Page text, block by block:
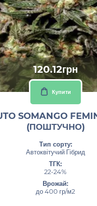
120.12грн
Купити
SOMANGO
(ПОШТУЧНО)
Тип сорту:
Автоквітучий Гібрид
ТГК:
22-24%
Врожай:
до 400 гр/м2